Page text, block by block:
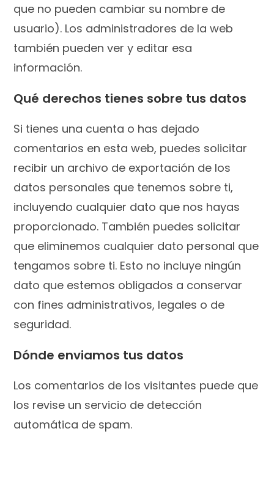
que no pueden cambiar su nombre de
usuario). Los administradores de la web
también pueden ver y editar esa
información.
Qué derechos tienes sobre tus datos
Si tienes una cuenta o has dejado
comentarios en esta web, puedes solicitar
recibir un archivo de exportación de los
datos personales que tenemos sobre ti,
incluyendo cualquier dato que nos hayas
proporcionado. También puedes solicitar
que eliminemos cualquier dato personal que
tengamos sobre ti. Esto no incluye ningún
dato que estemos obligados a conservar
con fines administrativos, legales o de
seguridad.
Dónde enviamos tus datos
Los comentarios de los visitantes puede que
los revise un servicio de detección
automática de spam.